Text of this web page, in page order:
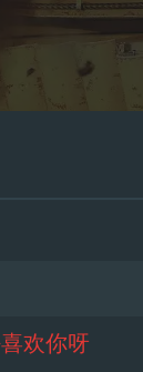
欢你呀